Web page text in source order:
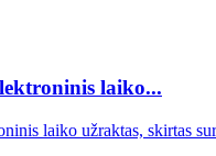
laiko...